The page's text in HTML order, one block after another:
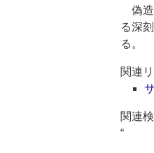
偽造
る深
る。
関連
関連
“